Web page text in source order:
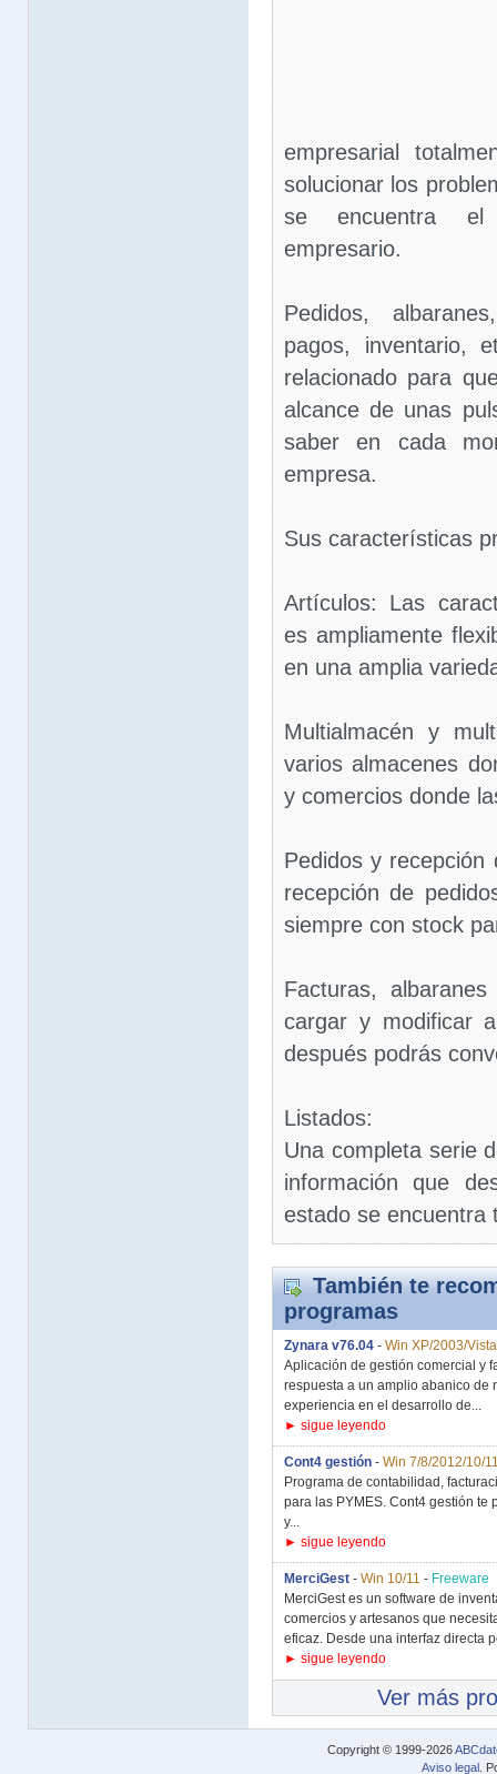
empresarial
solucionar los
se encuentra el
empresario.
Pedidos,
pagos, inventario,
relacionado para
alcance de unas
saber en cada
empresa.
Sus características
Artículos: Las
es ampliamente
en una amplia
Multialmacén y
varios almacenes
y comercios donde
Pedidos y recepción
recepción de
siempre con stock
Facturas,
cargar y modificar
después podrás
Listados:
Una completa serie
información que
estado se encuentra
También te
programas
Zynara v76.04 - Win XP/2003/
Aplicación de gestión comercial y
respuesta a un amplio abanico de
experiencia en el desarrollo de...
► sigue leyendo
Cont4 gestión - Win 7/8/2012/10/
Programa de contabilidad,
para las PYMES. Cont4 gestión te
y...
► sigue leyendo
MerciGest - Win 10/11 - Freeware
MerciGest es un software de
comercios y artesanos que
eficaz. Desde una interfaz directa
► sigue leyendo
Ver más
Copyright © 1999-2026
Aviso legal .